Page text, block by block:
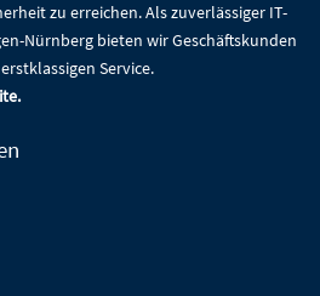
zu erreichen. Als zuverlässiger IT-
Nürnberg bieten wir Geschäftskunden
Service.